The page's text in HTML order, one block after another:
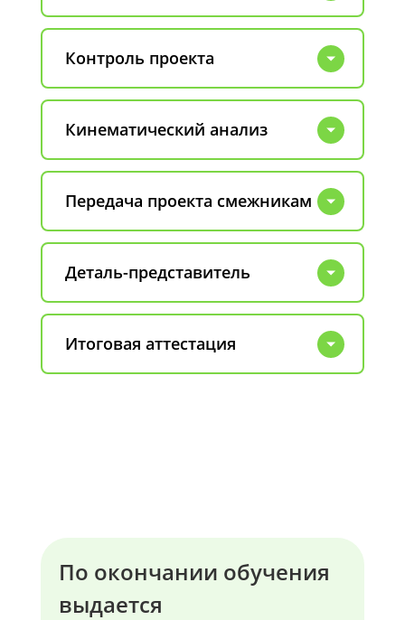
Контроль проекта
Кинематический анализ
Передача проекта смежникам
Деталь-представитель
Итоговая аттестация
По окончании обучения
выдается